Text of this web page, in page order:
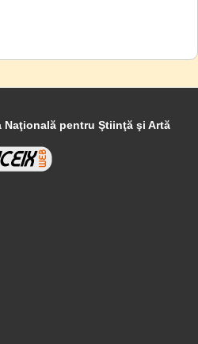
Naţională pentru Ştiinţă şi Artă